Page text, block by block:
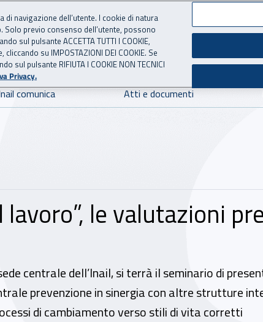
l'Assicurazione
comunica Atti e documenti
le valutazioni
centrale dell’Inail, si terrà il seminario di
prevenzione in sinergia con altre strutture
di cambiamento verso stili di vita corretti
navigazione dell’utente. I cookie di natura
previo consenso dell’utente, possono
sul pulsante ACCETTA TUTTI I COOKIE,
su IMPOSTAZIONI DEI COOKIE. Se
sul pulsante RIFIUTA I COOKIE NON TECNICI
Privacy.